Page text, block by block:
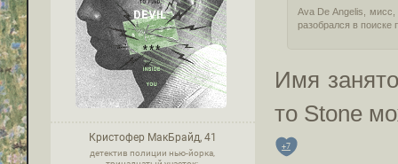
Кристофер МакБрайд, 41
детектив полиции нью-йорка,
Ava De Angelis,
разобрался в поиске
Имя
то Stone
+7